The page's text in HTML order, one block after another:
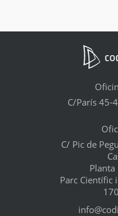
C/París 45-
C/ Pic de
Planta
Parc Científic